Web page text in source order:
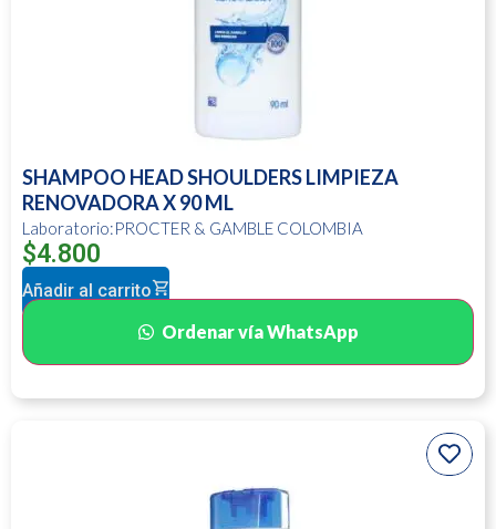
SHAMPOO HEAD SHOULDERS LIMPIEZA
RENOVADORA X 90 ML
Laboratorio:PROCTER & GAMBLE COLOMBIA
$4.800
Añadir al carrito
Ordenar vía WhatsApp